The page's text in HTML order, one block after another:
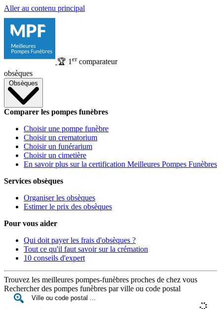
Aller au contenu principal
🏆 1 ercomparateur
obsèques
Obsèques
Comparer les pompes funèbres
Choisir une pompe funèbre
Choisir un crematorium
Choisir un funérarium
Choisir un cimetière
En savoir plus sur la certification Meilleures Pompes Funèbres
Services obsèques
Organiser les obsèques
Estimer le prix des obsèques
Pour vous aider
Qui doit payer les frais d'obsèques ?
Tout ce qu'il faut savoir sur la crémation
10 conseils d'expert
Trouvez les meilleures pompes-funèbres proches de chez vous
Rechercher des pompes funèbres par ville ou code postal